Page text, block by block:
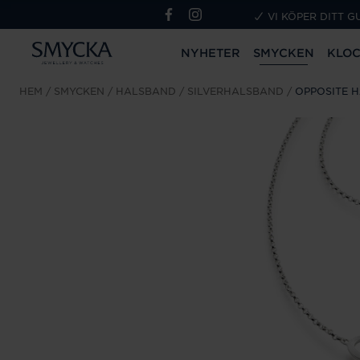
VI KÖPER DITT
NYHETER SMYCKEN
HEM SMYCKEN HALSBAND SILVERHALSBAND OPPOSITE